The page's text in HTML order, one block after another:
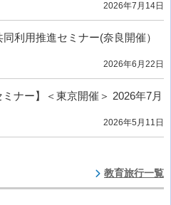
2026年7月14日
利用推進セミナー(奈良開催）
2026年6月22日
ナー】＜東京開催＞ 2026年7月
2026年5月11日
教育旅行一覧